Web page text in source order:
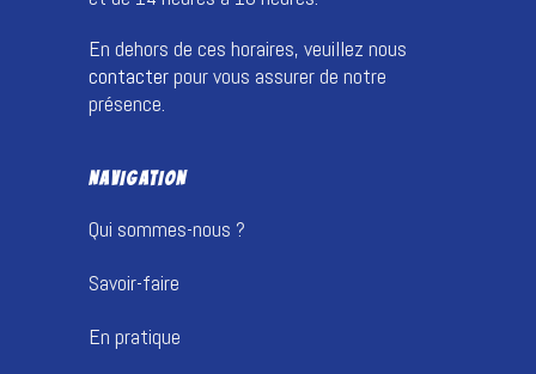
En dehors de ces horaires, veuillez nous
contacterpour vous assurer de notre
présence.
NAVIGATION
Qui sommes-nous ?
Savoir-faire
En pratique